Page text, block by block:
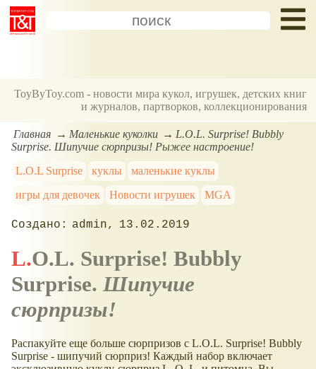
ToyByToy.com - новости мира кукол, игрушек, детских книг
и журналов, партворков, коллекционирования
Главная Маленькие куколки
L.O.L. Surprise! Bubbly
Surprise. Шипучие сюрпризы! Рыжее настроение!
L.O.L Surprise
куклы
маленькие куклы
игры для девочек
Новости игрушек MGA
admin 13.02.2019
L.O.L. Surprise! Bubbly
Surprise. Шипучие
сюрпризы!
Распакуйте еще больше сюрпризов с L.O.L. Surprise! Bubbly
Surprise - шипучий сюрприз! Каждый набор включает